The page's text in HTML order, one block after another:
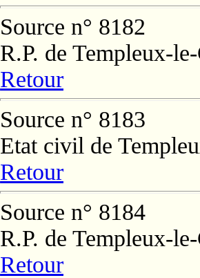
Source n° 8182
R.P. de Templeux-
Retour
Source n° 8183
Etat civil de
Retour
Source n° 8184
R.P. de Templeux-
Retour